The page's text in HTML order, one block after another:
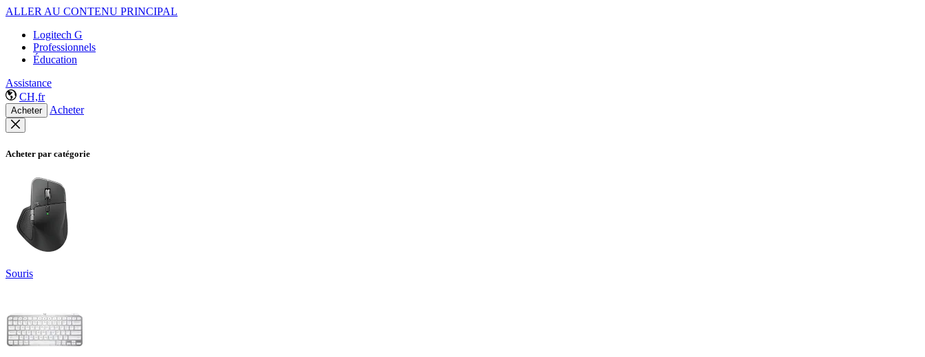
ALLER AU CONTENU PRINCIPAL
Logitech G
Professionnels
Éducation
Assistance
CH,fr
Acheter Acheter
Acheter par catégorie
Souris